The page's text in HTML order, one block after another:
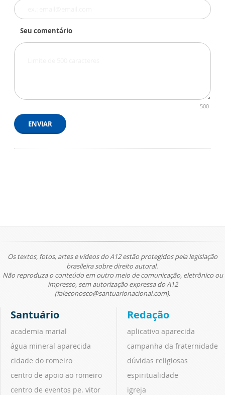
Seu comentário
500
ENVIAR
Os textos, fotos, artes e vídeos do A12 estão protegidos pela legislação
brasileira sobre direito autoral.
Não reproduza o conteúdo em outro meio de comunicação, eletrônico ou
impresso, sem autorização expressa do A12
(faleconosco@santuarionacional.com).
Santuário
academia marial
água mineral aparecida
cidade do romeiro
centro de apoio ao romeiro
centro de eventos pe. vitor
Redação
aplicativo aparecida
campanha da fraternidade
dúvidas religiosas
espiritualidade
igreja